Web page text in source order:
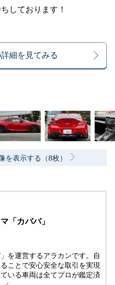
しております！
細を見てみる
を表示する（8枚）
「カババ」
を運営するアラカンです。自
ことで安心安全な取引を実現
いる車両は全てプロが鑑定済